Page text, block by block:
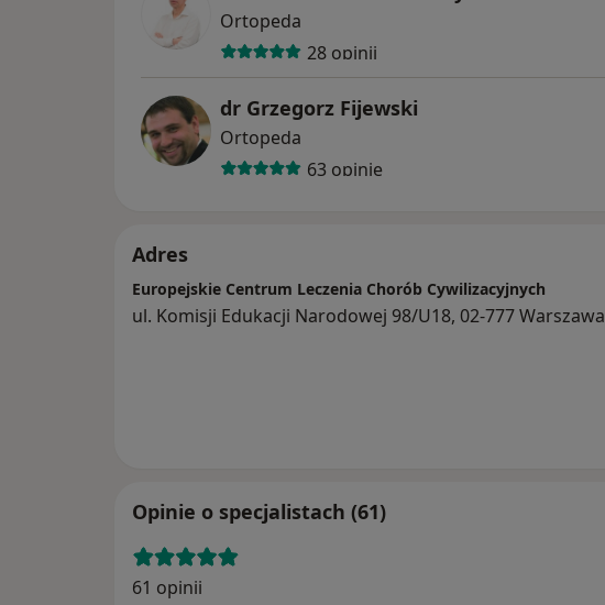
Ortopeda
28 opinii
dr Grzegorz Fijewski
Ortopeda
63 opinie
Adres
Europejskie Centrum Leczenia Chorób Cywilizacyjnych
ul. Komisji Edukacji Narodowej 98/U18, 02-777 Warszawa
Opinie o specjalistach (61)
61 opinii